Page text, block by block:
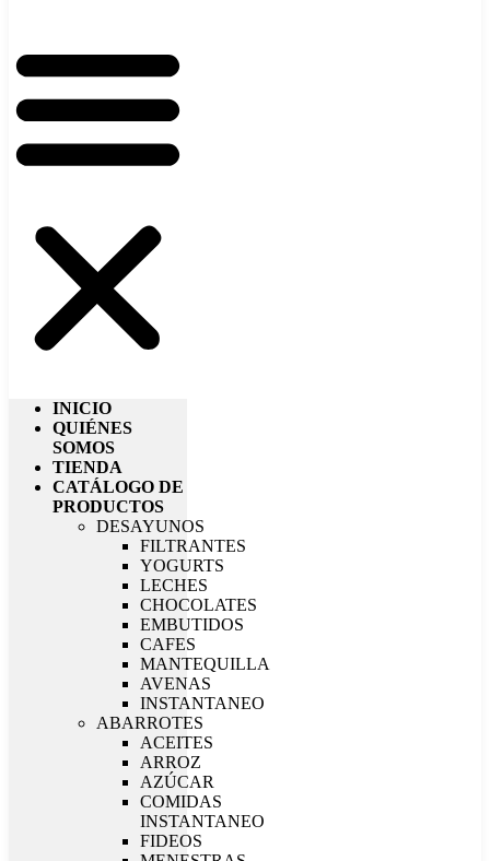
INICIO
QUIÉNES
SOMOS
TIENDA
CATÁLOGO DE
PRODUCTOS
DESAYUNOS
FILTRANTES
YOGURTS
LECHES
CHOCOLATES
EMBUTIDOS
CAFES
MANTEQUILLA
AVENAS
INSTANTANEO
ABARROTES
ACEITES
ARROZ
AZÚCAR
COMIDAS
INSTANTANEO
FIDEOS